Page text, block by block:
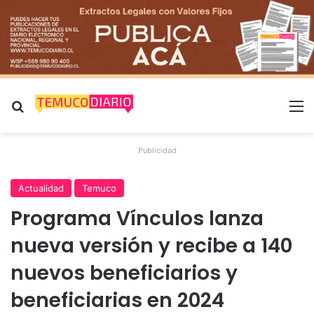
Buscar por
Publicidad
Actualidad Temuco
Programa Vínculos lanza
nueva versión y recibe a 140
nuevos beneficiarios y
beneficiarias en 2024